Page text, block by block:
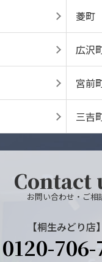
菱町
広沢
宮前
三吉
Contact
お問い合わせ・ご相
【桐生みどり店】
0120-